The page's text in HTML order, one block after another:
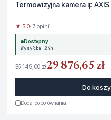
Termowizyjna kamera ip AXIS
★ 5.0· 7 opinii
Dostępny
Wysyłka 24h
35 149,00 zł29 876,65 zł
Do
Dodaj do porównania